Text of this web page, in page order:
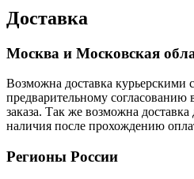
Доставка
Москва и Московская
Возможна доставка курьерскими
предварительному согласованию
заказа. Так же возможна доставка
наличия после прохождению
Регионы России